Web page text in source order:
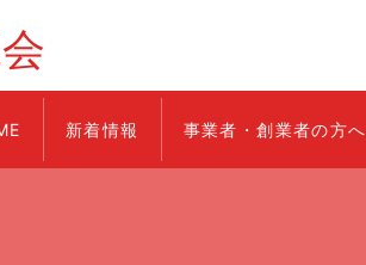
新着情報 事業者・創業者の方へ